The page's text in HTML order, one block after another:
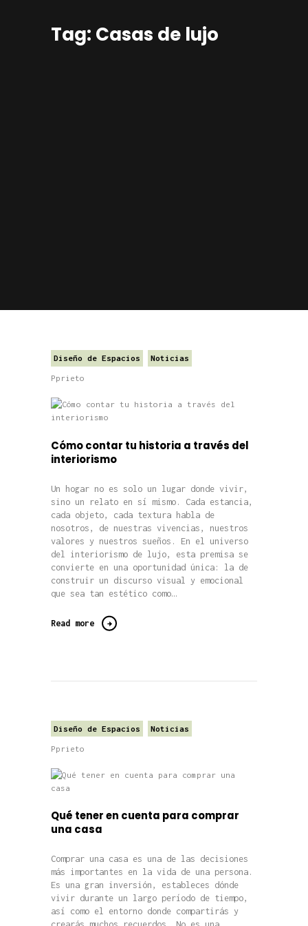
Tag: Casas de lujo
Diseño de Espacios Noticias
Pprieto
Cómo contar tu historia a través del
interiorismo
Un hogar no es solo un lugar donde vivir,
sino un relato en sí mismo. Cada estancia,
cada objeto, cada textura habla de
nosotros, de nuestras vivencias, nuestros
valores y nuestros sueños. En el universo
del interiorismo de lujo, esta premisa se
convierte en una oportunidad única: la de
construir un discurso visual y emocional
que sea tan estético como…
Read more
Diseño de Espacios Noticias
Pprieto
Qué tener en cuenta para comprar
una casa
Comprar una casa es una de las decisiones
más importantes en la vida de una persona.
Es una gran inversión, estableces dónde
vivir durante un largo período de tiempo,
así como el entorno donde compartirás y